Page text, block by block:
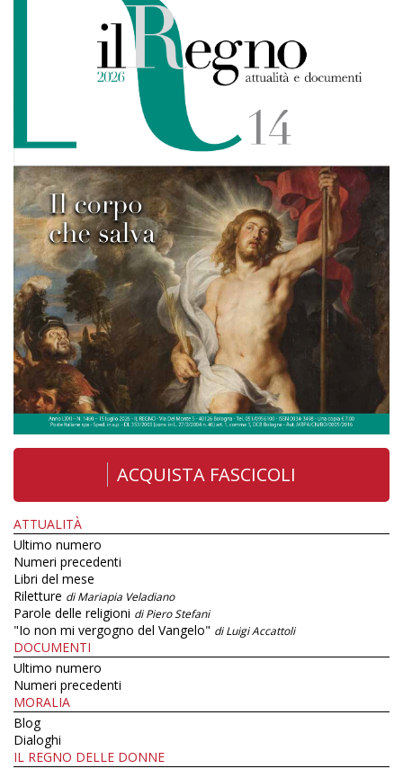
ACQUISTA FASCICOLI
ATTUALITÀ
Ultimo numero
Numeri precedenti
Libri del mese
Riletture di Mariapia Veladiano
Parole delle religioni di Piero Stefani
"Io non mi vergogno del Vangelo" di Luigi Accattoli
DOCUMENTI
Ultimo numero
Numeri precedenti
MORALIA
Blog
Dialoghi
IL REGNO DELLE DONNE